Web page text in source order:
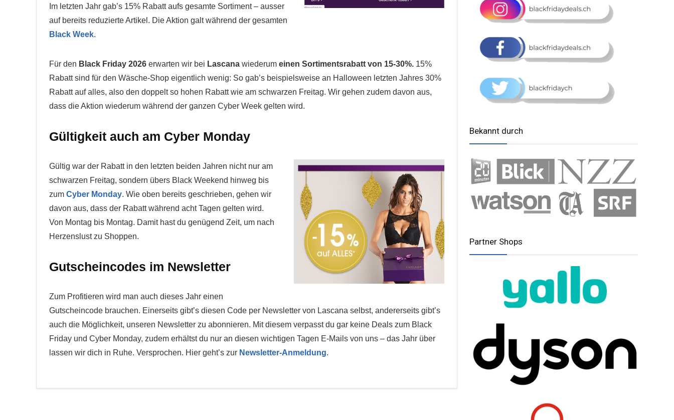
Im letzten Jahr gab’s 15% Rabatt aufs gesamte Sortiment – ausser
auf bereits reduzierte Artikel. Die Aktion galt während der gesamten
Black Week.
Für den Black Friday 2026 erwarten wir bei Lascana wiederum einen Sortimentsrabatt von 15-30%. 15%
Rabatt sind für den Wäsche-Shop eigentlich wenig: So gab’s beispielsweise an Halloween letzten Jahres 30%
Rabatt auf alles, also den doppelt so hohen Rabatt wie am schwarzen Freitag. Wir gehen zudem davon aus,
dass die Aktion wiederum während der ganzen Cyber Week gelten wird.
Gültigkeit auch am Cyber Monday
Gültig war der Rabatt in den letzten beiden Jahren nicht nur am
schwarzen Freitag, sondern übers Black Weekend hinweg bis
zum Cyber Monday. Wie oben bereits geschrieben, gehen wir
davon aus, dass der Rabatt während acht Tagen gelten wird.
Von Montag bis Montag. Damit hast du genügend Zeit, um nach
Herzenslust zu Shoppen.
Gutscheincodes im Newsletter
Zum Profitieren wird man auch dieses Jahr einen
Gutscheincode brauchen. Einerseits gibt’s diesen Code per Newsletter von Lascana selbst, andererseits gibt’s
auch die Möglichkeit, unseren Newsletter zu abonnieren. Mit diesem verpasst du gar keine Deals zum Black
Friday und Cyber Monday, zudem erhältst du nur an diesen wichtigen Tagen E-Mails von uns – das Jahr über
lassen wir dich in Ruhe. Versprochen. Hier geht’s zur Newsletter-Anmeldung.
Bekannt durch
Partner Shops